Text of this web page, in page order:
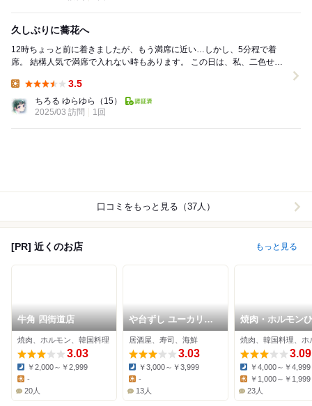
久しぶりに蕎花へ
12時ちょっと前に着きましたが、もう満席に近い…しかし、5分程で着
席。 結構人気で満席で入れない時もあります。 この日は、私、二色せい
3.5
ちろる ゆらゆら
（15）
2025/03 訪問
1回
口コミをもっと見る（37人）
[PR] 近くのお店 もっと見る
牛角 四街道店
焼肉、ホルモン、韓国料理
3.03
Dinner:
￥2,000～￥2,999
Lunch:
-
20人
や台ずし ユーカリが
丘駅前町
居酒屋、寿司、海鮮
3.03
Dinner:
￥3,000～￥3,999
Lunch:
-
13人
焼肉・ホルモン
ぎ
焼肉、韓国料理、ホ
3.09
Dinner:
￥4,000～￥4,999
Lunch:
￥1,000～￥1,999
23人